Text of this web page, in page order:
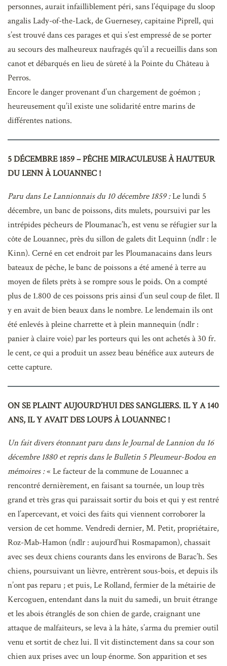
personnes, aurait infailliblement péri, sans l’équipage du sloop
angalis Lady-of-the-Lack, de Guernesey, capitaine Piprell, qui
s’est trouvé dans ces parages et qui s’est empressé de se porter
au secours des malheureux naufragés qu’il a recueillis dans son
canot et débarqués en lieu de sûreté à la Pointe du Château à
Perros.
Encore le danger provenant d’un chargement de goémon ;
heureusement qu’il existe une solidarité entre marins de
différentes nations.
5 DÉCEMBRE 1859 – PÊCHE MIRACULEUSE À HAUTEUR
DU LENN À LOUANNEC !
Paru dans Le Lannionnais du 10 décembre 1859 :Le lundi 5
décembre, un banc de poissons, dits mulets, poursuivi par les
intrépides pêcheurs de Ploumanac’h, est venu se réfugier sur la
côte de Louannec, près du sillon de galets dit Lequinn (ndlr : le
Kinn). Cerné en cet endroit par les Ploumanacains dans leurs
bateaux de pêche, le banc de poissons a été amené à terre au
moyen de filets prêts à se rompre sous le poids. On a compté
plus de 1.800 de ces poissons pris ainsi d’un seul coup de filet. Il
y en avait de bien beaux dans le nombre. Le lendemain ils ont
été enlevés à pleine charrette et à plein mannequin (ndlr :
panier à claire voie) par les porteurs qui les ont achetés à 30 fr.
le cent, ce qui a produit un assez beau bénéfice aux auteurs de
cette capture.
ON SE PLAINT AUJOURD’HUI DES SANGLIERS. IL Y A 140
ANS, IL Y AVAIT DES LOUPS À LOUANNEC !
Un fait divers étonnant paru dans le Journal de Lannion du 16
décembre 1880 et repris dans le Bulletin 5 Pleumeur-Bodou en
mémoires :« Le facteur de la commune de Louannec a
rencontré dernièrement, en faisant sa tournée, un loup très
grand et très gras qui paraissait sortir du bois et qui y est rentré
en l’apercevant, et voici des faits qui viennent corroborer la
version de cet homme. Vendredi dernier, M. Petit, propriétaire,
Roz-Mab-Hamon (ndlr : aujourd’hui Rosmapamon), chassait
avec ses deux chiens courants dans les environs de Barac’h. Ses
chiens, poursuivant un lièvre, entrèrent sous-bois, et depuis ils
n’ont pas reparu ; et puis, Le Rolland, fermier de la métairie de
Kercoguen, entendant dans la nuit du samedi, un bruit étrange
et les abois étranglés de son chien de garde, craignant une
attaque de malfaiteurs, se leva à la hâte, s’arma du premier outil
venu et sortit de chez lui. Il vit distinctement dans sa cour son
chien aux prises avec un loup énorme. Son apparition et ses